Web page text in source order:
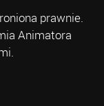
prawnie.
Animatora